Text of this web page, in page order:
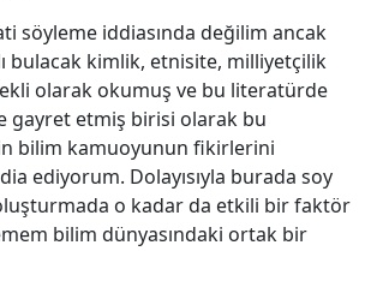
söyleme iddiasında değilim ancak
bulacak kimlik, etnisite, milliyetçilik
olarak okumuş ve bu literatürde
gayret etmiş birisi olarak bu
bilim kamuoyunun fikirlerini
ediyorum. Dolayısıyla burada soy
o kadar da etkili bir faktör
bilim dünyasındaki ortak bir